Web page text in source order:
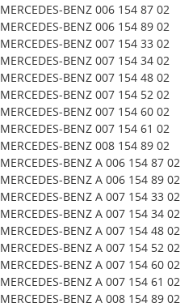
MERCEDES-BENZ 006 154 87 02
MERCEDES-BENZ 006 154 89 02
MERCEDES-BENZ 007 154 33 02
MERCEDES-BENZ 007 154 34 02
MERCEDES-BENZ 007 154 48 02
MERCEDES-BENZ 007 154 52 02
MERCEDES-BENZ 007 154 60 02
MERCEDES-BENZ 007 154 61 02
MERCEDES-BENZ 008 154 89 02
MERCEDES-BENZ A 006 154 87 02
MERCEDES-BENZ A 006 154 89 02
MERCEDES-BENZ A 007 154 33 02
MERCEDES-BENZ A 007 154 34 02
MERCEDES-BENZ A 007 154 48 02
MERCEDES-BENZ A 007 154 52 02
MERCEDES-BENZ A 007 154 60 02
MERCEDES-BENZ A 007 154 61 02
MERCEDES-BENZ A 008 154 89 02